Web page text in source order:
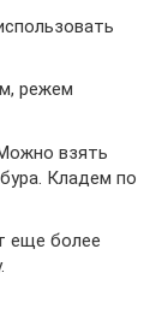
режем
взять
Кладем по
еще более